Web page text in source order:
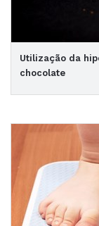
Utilização da
chocolate